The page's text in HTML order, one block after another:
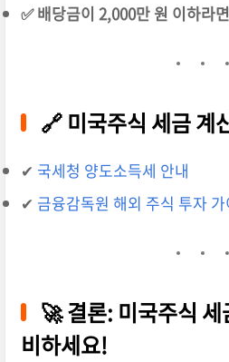
✅ 배당금이 2,000만 원 이하라
🔗 미국주식 세금 계
✔ 국세청 양도소득세 안내
✔ 금융감독원 해외 주식 투자
🚀 결론: 미국주식
비하세요!